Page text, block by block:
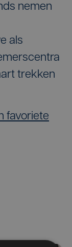
nemen
als
trekken
favoriete